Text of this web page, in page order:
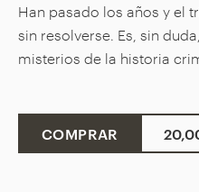
Han pasado los años y el
sin resolverse. Es, sin
misterios de la historia
COMPRAR